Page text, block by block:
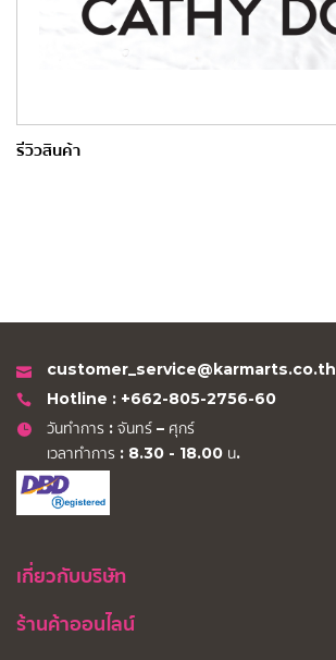
รีวิวสินค้า
customer_service@karmarts.co.th
Hotline : +662-805-2756-60
วันทำการ : จันทร์ – ศุกร์
เวลาทำการ : 8.30 - 18.00 น.
เกี่ยวกับบริษัท
ร้านค้าออนไลน์